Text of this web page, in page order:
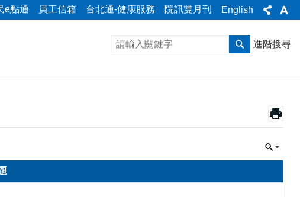
e點通 員工信箱 台北通-健康服務 院訊雙月刊 English
進階搜尋